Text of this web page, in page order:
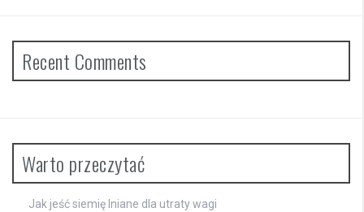
Recent Comments
Warto przeczytać
Jak jeść siemię lniane dla utraty wagi